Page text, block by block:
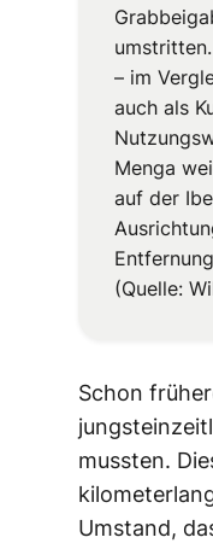
– im
auch als
Menga
auf der
(Quelle:
Schon
mussten.
Umstand,